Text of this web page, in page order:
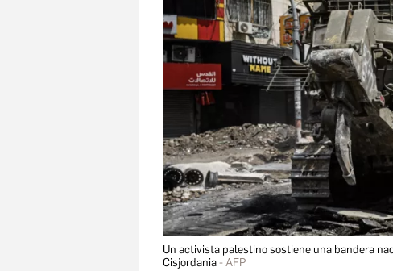
Un activista palestino sostiene una bandera
Cisjordania
AFP